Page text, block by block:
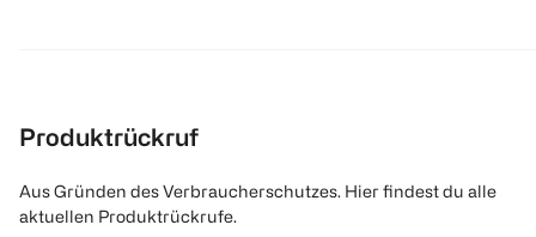
Produktrückruf
Aus Gründen des Verbraucherschutzes. Hier findest du alle
aktuellen Produktrückrufe.